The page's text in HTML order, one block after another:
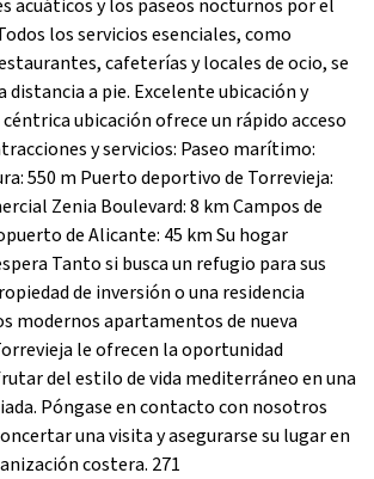
acuáticos y los paseos nocturnos por el
los servicios esenciales, como
cafeterías y locales de ocio, se
distancia a pie. Excelente ubicación y
ubicación ofrece un rápido acceso
y servicios: Paseo marítimo:
550 m Puerto deportivo de Torrevieja:
Zenia Boulevard: 8 km Campos de
de Alicante: 45 km Su hogar
Tanto si busca un refugio para sus
de inversión o una residencia
modernos apartamentos de nueva
le ofrecen la oportunidad
del estilo de vida mediterráneo en una
Póngase en contacto con nosotros
una visita y asegurarse su lugar en
costera. 271